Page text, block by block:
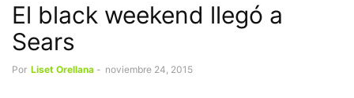
El black weekend llegó a
Sears
Por Liset Orellana - noviembre 24, 2015